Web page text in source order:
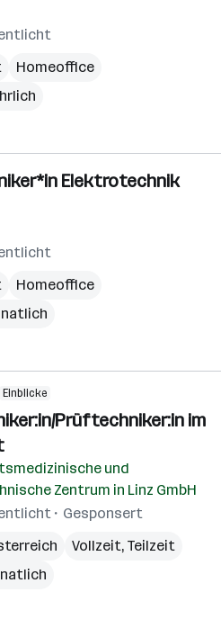
Homeoffice
Elektrotechnik
Homeoffice
Einblicke
Prüftechniker:in im
und
Zentrum in Linz GmbH
Gesponsert
Vollzeit, Teilzeit